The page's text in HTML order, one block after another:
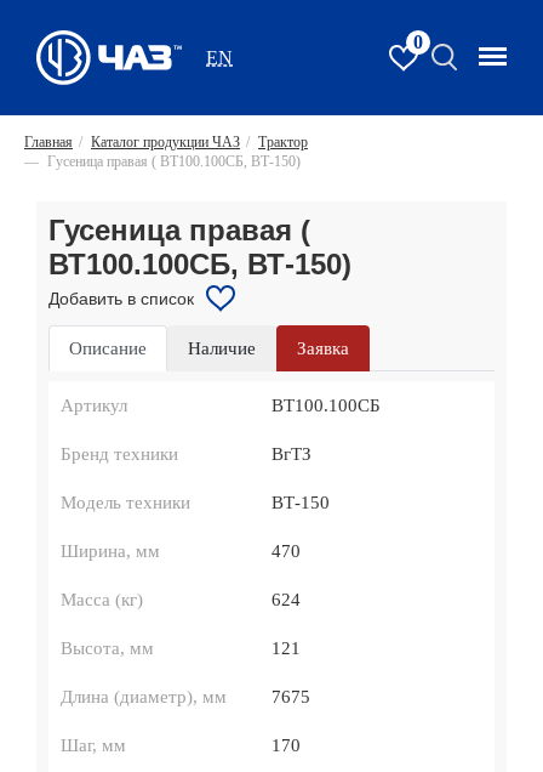
EN
0
Главная / Каталог продукции ЧАЗ / Трактор
— Гусеница правая ( ВТ100.100СБ, ВТ-150)
Гусеница правая (
ВТ100.100СБ, ВТ-150)
Добавить в список
Описание Наличие Заявка
Артикул ВТ100.100СБ
Бренд техники ВгТЗ
Модель техники ВТ-150
Ширина, мм 470
Масса (кг) 624
Высота, мм 121
Длина (диаметр), мм 7675
Шаг, мм 170